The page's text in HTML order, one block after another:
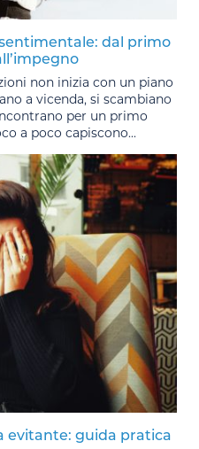
dal primo
non inizia con un piano
a vicenda, si scambiano
per un primo
a poco capiscono...
evitante: guida pratica